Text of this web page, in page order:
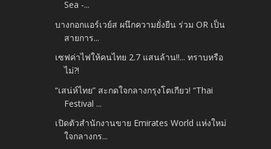
Sea -...
บางกอกแอร์เวย์ส ผนึกความยั่งยืน ร่วม OR เป็น
สายการ...
เซฟค่าไฟให้คนไทย 2.7 แสนล้าน!!... ทราบหรือ
ไม่?!
“เสน่ห์ไทย” สะกดใจกลางกรุงโตเกียว! “Thai
Festival ...
เปิดตัวสำนักงานขาย Emirates World แห่งใหม่
ใจกลางกร...